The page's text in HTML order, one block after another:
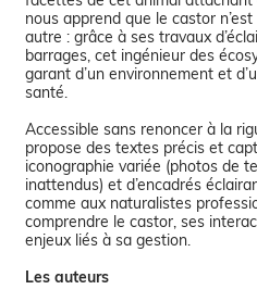
nous apprend que le castor
autre : grâce à ses travaux
barrages, cet ingénieur des
garant d’un environnement et
santé.
Accessible sans renoncer à la
propose des textes précis et
iconographie variée (photos de
inattendus) et d’encadrés
comme aux naturalistes
comprendre le castor, ses
enjeux liés à sa gestion.
Les auteurs